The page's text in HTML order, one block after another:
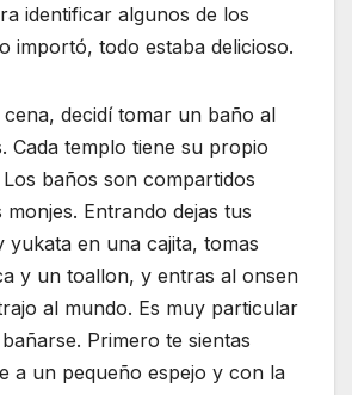
identificar algunos de los
importó, todo estaba delicioso.
cena, decidí tomar un baño al
Cada templo tiene su propio
baños son compartidos
Entrando dejas tus
yukata en una cajita, tomas
y un toallon, y entras al onsen
al mundo. Es muy particular
Primero te sientas
a un pequeño espejo y con la